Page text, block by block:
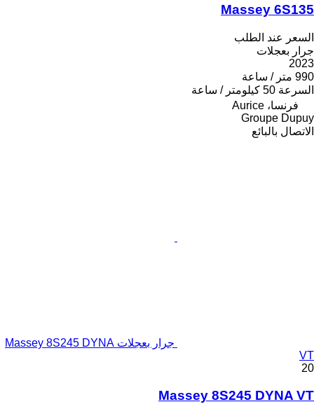
Massey 6S135
السعر عند الطلب
جرار بعجلات
2023
990 متر / ساعة
السرعة 50 كيلومتر / ساعة
فرنسا، Aurice
Groupe Dupuy
الاتصال بالبائع
جرار بعجلات Massey 8S245 DYNA
VT
20
Massey 8S245 DYNA VT